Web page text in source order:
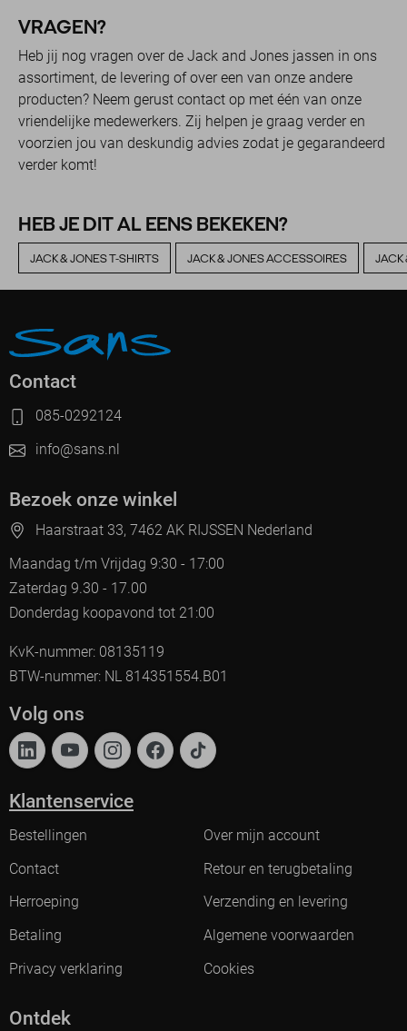
VRAGEN?
Heb jij nog vragen over de Jack and Jones jassen in ons
assortiment, de levering of over een van onze andere
producten? Neem gerust contact op met één van onze
vriendelijke medewerkers. Zij helpen je graag verder en
voorzien jou van deskundig advies zodat je gegarandeerd
verder komt!
HEB JE DIT AL EENS BEKEKEN?
JACK & JONES T-SHIRTS JACK & JONES ACCESSOIRES JACK
Contact
085-0292124
info@sans.nl
Bezoek onze winkel
Haarstraat 33, 7462 AK RIJSSEN Nederland
Maandag t/m Vrijdag 9:30 - 17:00
Zaterdag 9.30 - 17.00
Donderdag koopavond tot 21:00
KvK-nummer: 08135119
BTW-nummer: NL 814351554.B01
Volg ons
Klantenservice
Bestellingen
Over mijn account
Contact
Retour en terugbetaling
Herroeping
Verzending en levering
Betaling
Algemene voorwaarden
Privacy verklaring
Cookies
Ontdek